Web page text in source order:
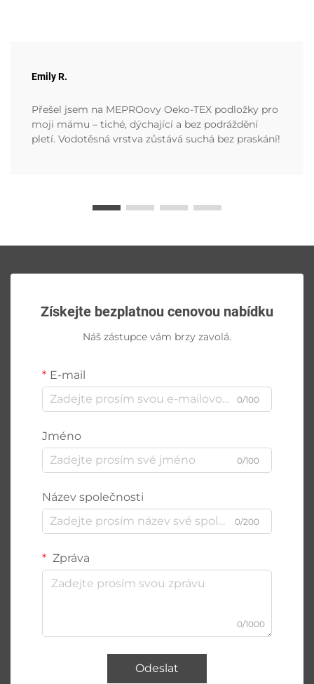
Emily R.
Přešel jsem na MEPROovy Oeko-TEX podložky pro
moji mámu – tiché, dýchající a bez podráždění
pletí. Vodotěsná vrstva zůstává suchá bez praskání!
Získejte bezplatnou cenovou nabídku
Náš zástupce vám brzy zavolá.
E-mail
0/100
Jméno
0/100
Název společnosti
0/200
Zpráva
0/1000
Odeslat